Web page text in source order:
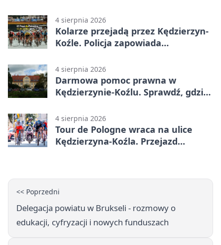
4 sierpnia 2026
Kolarze przejadą przez Kędzierzyn-
Koźle. Policja zapowiada
4 sierpnia 2026
Darmowa pomoc prawna w
Kędzierzynie-Koźlu. Sprawdź, gdzie
4 sierpnia 2026
Tour de Pologne wraca na ulice
Kędzierzyna-Koźla. Przejazd
<< Poprzedni
Delegacja powiatu w Brukseli - rozmowy o
edukacji, cyfryzacji i nowych funduszach